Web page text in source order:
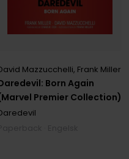
Born Again
Premier Collection)
Mazzucchelli, Frank Miller